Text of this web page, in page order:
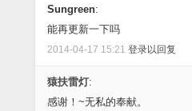
Sungreen:
能再更新一下吗
2014-04-17 15:21 登录以回复
猿扶雷灯:
感谢！~无私的奉献。